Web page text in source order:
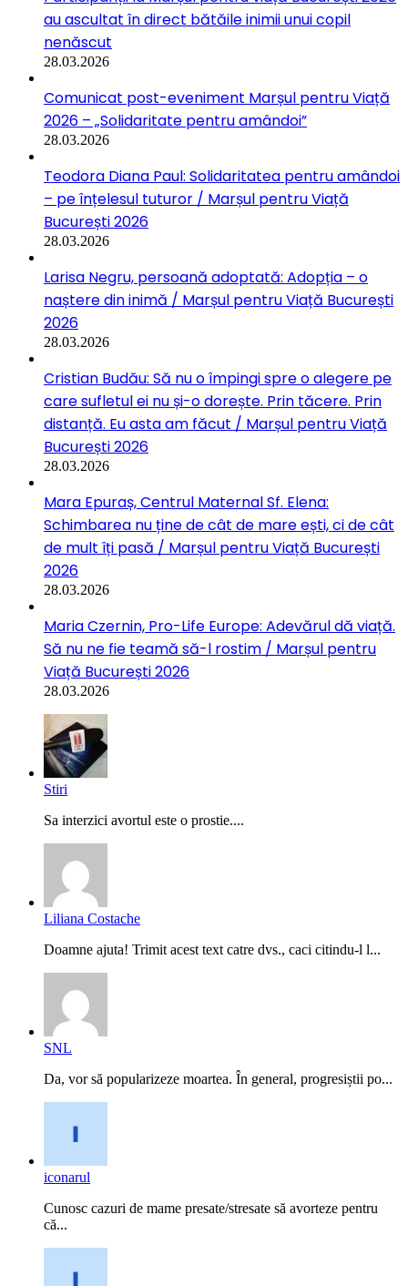
au ascultat în direct bătăile inimii unui copil
nenăscut
28.03.2026
Comunicat post-eveniment Marșul pentru Viață
2026 – „Solidaritate pentru amândoi”
28.03.2026
Teodora Diana Paul: Solidaritatea pentru amândoi
– pe înțelesul tuturor / Marșul pentru Viață
București 2026
28.03.2026
Larisa Negru, persoană adoptată: Adopția – o
naștere din inimă / Marșul pentru Viață București
2026
28.03.2026
Cristian Budău: Să nu o împingi spre o alegere pe
care sufletul ei nu și-o dorește. Prin tăcere. Prin
distanță. Eu asta am făcut / Marșul pentru Viață
București 2026
28.03.2026
Mara Epuraș, Centrul Maternal Sf. Elena:
Schimbarea nu ține de cât de mare ești, ci de cât
de mult îți pasă / Marșul pentru Viață București
2026
28.03.2026
Maria Czernin, Pro-Life Europe: Adevărul dă viață.
Să nu ne fie teamă să-l rostim / Marșul pentru
Viață București 2026
28.03.2026
Stiri
Sa interzici avortul este o prostie....
Liliana Costache
Doamne ajuta! Trimit acest text catre dvs., caci citindu-l l...
SNL
Da, vor să popularizeze moartea. În general, progresiștii po...
iconarul
Cunosc cazuri de mame presate/stresate să avorteze pentru
că...